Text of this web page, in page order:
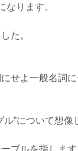
ります。
た。
せよ一般名詞に
”について想像
ブルを指します